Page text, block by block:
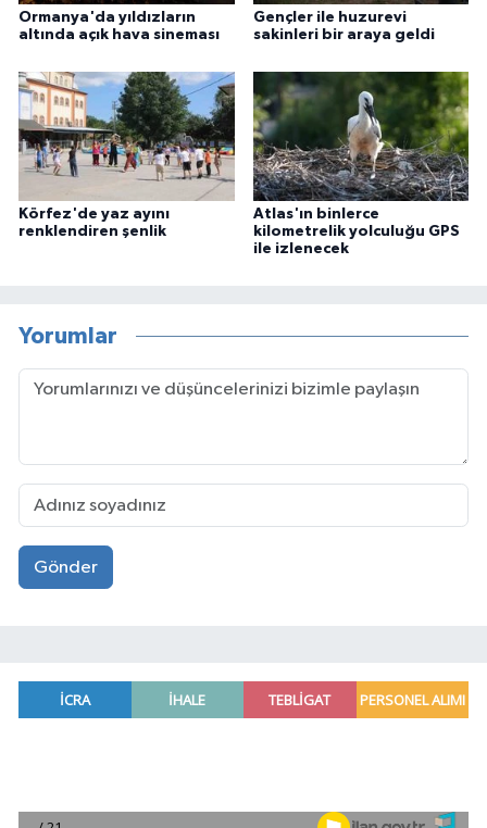
Ormanya'da yıldızların
altında açık hava sineması
Gençler ile huzurevi
sakinleri bir araya geldi
Körfez'de yaz ayını
renklendiren şenlik
Atlas'ın binlerce
kilometrelik yolculuğu GPS
ile izlenecek
Yorumlar
Gönder